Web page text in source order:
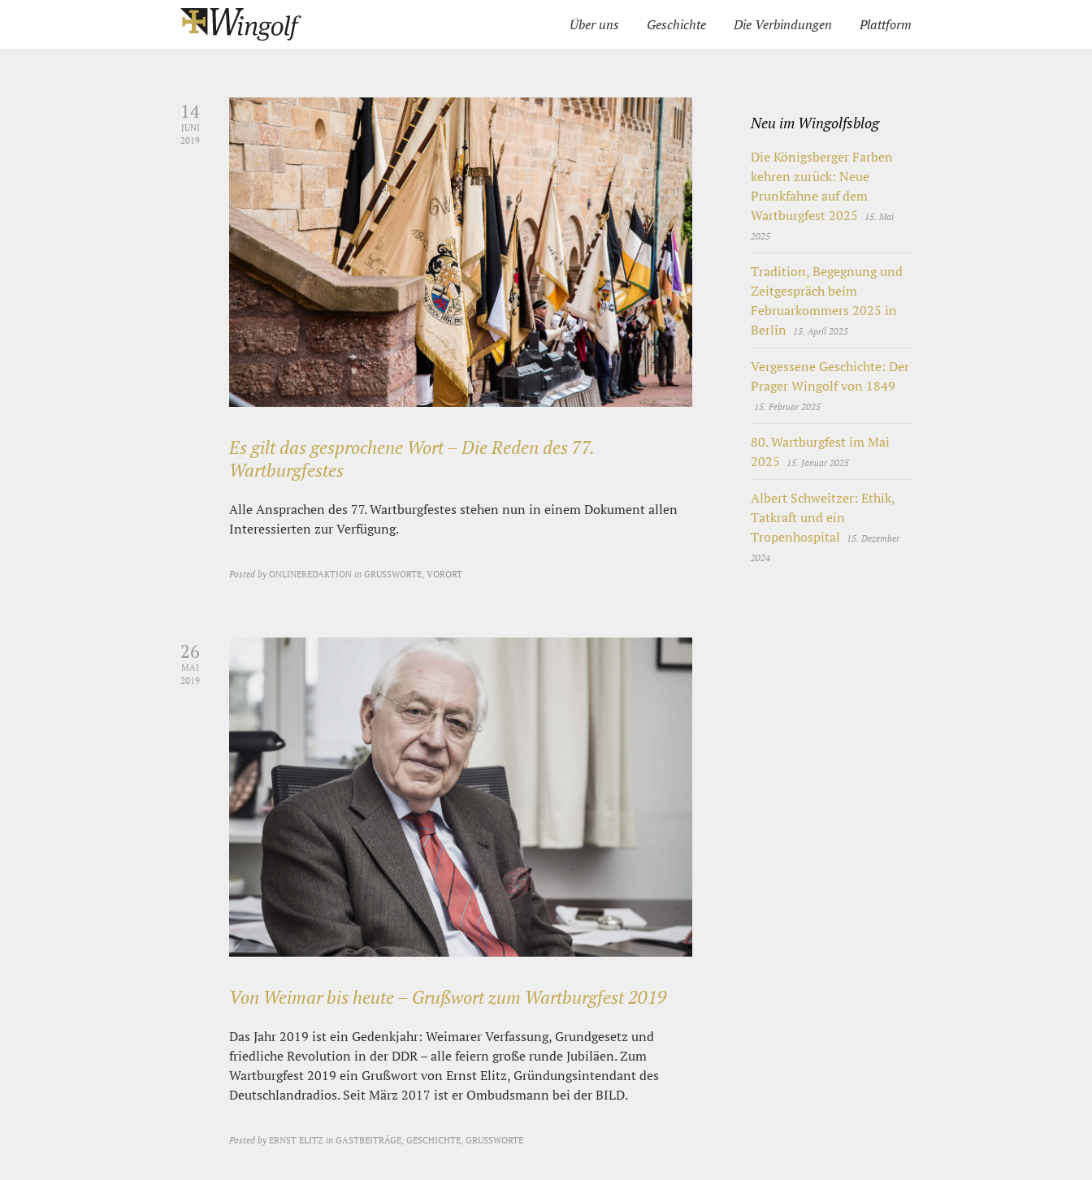
Über uns Geschichte Die Verbindungen Plattform
14
JUNI
2019
Es gilt das gesprochene Wort – Die Reden des 77.
Wartburgfestes
Alle Ansprachen des 77. Wartburgfestes stehen nun in einem Dokument allen
Interessierten zur Verfügung.
Posted by ONLINEREDAKTION in GRUSSWORTE, VORORT
26
MAI
2019
Von Weimar bis heute – Grußwort zum Wartburgfest 2019
Das Jahr 2019 ist ein Gedenkjahr: Weimarer Verfassung, Grundgesetz und
friedliche Revolution in der DDR – alle feiern große runde Jubiläen. Zum
Wartburgfest 2019 ein Grußwort von Ernst Elitz, Gründungsintendant des
Deutschlandradios. Seit März 2017 ist er Ombudsmann bei der BILD.
Posted by ERNST ELITZ in GASTBEITRÄGE, GESCHICHTE, GRUSSWORTE
Neu im Wingolfsblog
Die Königsberger Farben
kehren zurück: Neue
Prunkfahne auf dem
Wartburgfest 2025
15. Mai
2025
Tradition, Begegnung und
Zeitgespräch beim
Februarkommers 2025 in
Berlin
15. April 2025
Vergessene Geschichte: Der
Prager Wingolf von 1849
15. Februar 2025
80. Wartburgfest im Mai
2025
15. Januar 2025
Albert Schweitzer: Ethik,
Tatkraft und ein
Tropenhospital
15. Dezember
2024